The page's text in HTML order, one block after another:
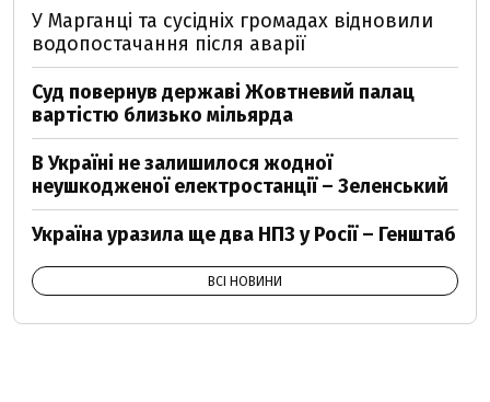
У Марганці та сусідніх громадах відновили
водопостачання після аварії
Суд повернув державі Жовтневий палац
вартістю близько мільярда
В Україні не залишилося жодної
неушкодженої електростанції – Зеленський
Україна уразила ще два НПЗ у Росії – Генштаб
ВСІ НОВИНИ